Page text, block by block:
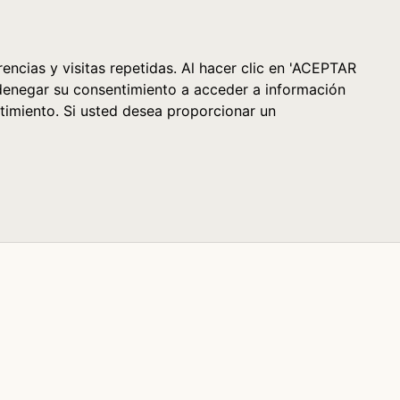
y visitas repetidas. Al hacer clic en 'ACEPTAR
su consentimiento a acceder a información
Si usted desea proporcionar un